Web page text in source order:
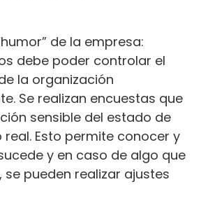
de la empresa:
debe poder controlar el
la organización
Se realizan encuestas que
sensible del estado de
Esto permite conocer y
y en caso de algo que
se pueden realizar ajustes